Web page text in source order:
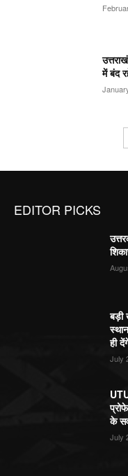
में बंद
EDITOR PICKS
बड़ी
ही
July
के
July